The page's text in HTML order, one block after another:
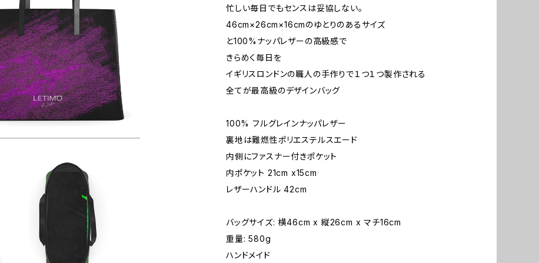
忙しい毎日でもセンスは妥協しない。
46cm×26cm×16cmのゆとりのあるサイズ
と100%ナッパレザーの高級感で
きらめく毎日を
イギリスロンドンの職人の手作りで１つ１つ製作される
全てが最高級のデザインバッグ
100% フルグレインナッパレザー
裏地は難燃性ポリエステルスエード
内側にファスナー付きポケット
内ポケット 21cm x15cm
レザーハンドル 42cm
バッグサイズ: 横46cm x 縦26cm x マチ16cm
重量: 580g
ハンドメイド